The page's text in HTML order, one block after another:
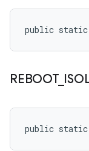
public
REBOOT_
public